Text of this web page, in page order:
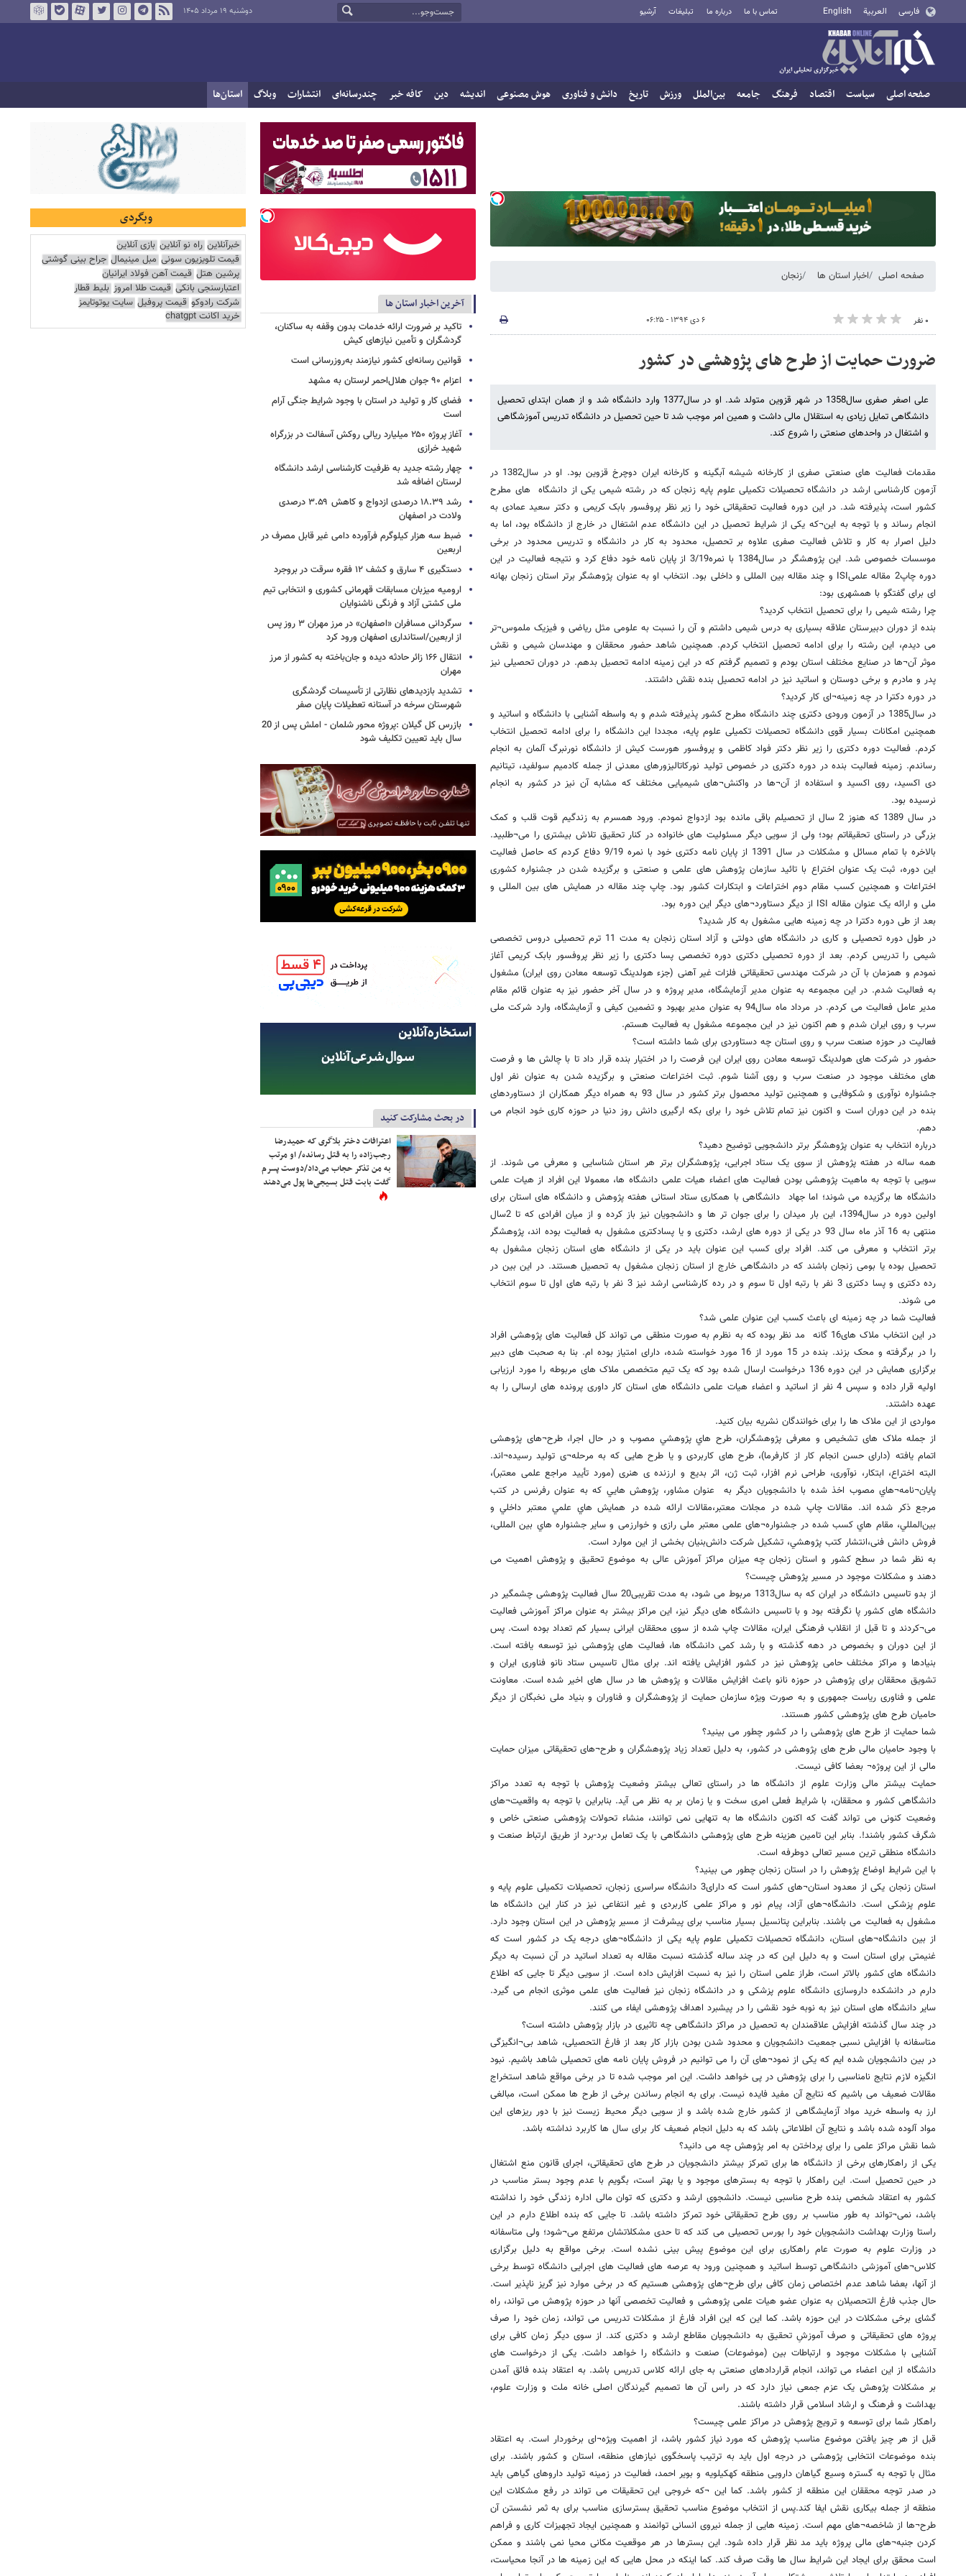
فارسی العربية English تماس با ما درباره ما تبلیغات آرشیو دوشنبه ۱۹ مرداد ۱۴۰۵
صفحه اصلی سیاست اقتصاد فرهنگ جامعه بین‌الملل ورزش تاریخ دانش و فناوری هوش مصنوعی اندیشه دین کافه خبر چندرسانه‌ای انتشارات وبلاگ استان‌ها
صفحه اصلی اخبار استان ها زنجان
۰ نفر ۶ دی ۱۳۹۴ - ۰۶:۲۵
ضرورت حمایت از طرح های پژوهشی در کشور
علی اصغر صفری سال1358 در شهر قزوین متولد شد. او در سال1377 وارد دانشگاه شد و از همان ابتدای تحصیل
دانشگاهی تمایل زیادی به استقلال مالی داشت و همین امر موجب شد تا حین تحصیل در دانشگاه تدریس آموزشگاهی
و اشتغال در واحدهای صنعتی را شروع کند.
مقدمات فعالیت های صنعتی صفری از کارخانه شیشه آبگینه و کارخانه ایران دوچرخ قزوین بود. او در سال1382 در
آزمون کارشناسی ارشد در دانشگاه تحصیلات تکمیلی علوم پایه زنجان که در رشته شیمی یکی از دانشگاه های مطرح
کشور است، پذیرفته شد. در این دوره فعالیت تحقیقاتی خود را زیر نظر پروفسور بابک کریمی و دکتر سعید عمادی به
انجام رساند و با توجه به این¬که یکی از شرایط تحصیل در این دانشگاه عدم اشتغال در خارج از دانشگاه بود، اما به
دلیل اصرار به کار و تلاش فعالیت صفری علاوه بر تحصیل، محدود به کار در دانشگاه و تدریس محدود در برخی
موسسات خصوصی شد. این پژوهشگر در سال1384 با نمره3/19 از پایان نامه خود دفاع کرد و نتیجه فعالیت در این
دوره چاپ2 مقاله علمیISI و چند مقاله بین المللی و داخلی بود. انتخاب او به عنوان پژوهشگر برتر استان زنجان بهانه
ای برای گفتگو با همشهری بود:
چرا رشته شیمی را برای تحصیل انتخاب کردید؟
بنده از دوران دبیرستان علاقه بسیاری به درس شیمی داشتم و آن را نسبت به علومی مثل ریاضی و فیزیک ملموس¬تر
می دیدم، این رشته را برای ادامه تحصیل انتخاب کردم. همچنین شاهد حضور محققان و مهندسان شیمی و نقش
موثر آن¬ها در صنایع مختلف استان بودم و تصمیم گرفتم که در این زمینه ادامه تحصیل بدهم. در دوران تحصیلی نیز
پدر و مادرم و برخی دوستان و اساتید نیز در ادامه تحصیل بنده نقش داشتند.
در دوره دکترا در چه زمینه¬ای کار کردید؟
در سال1385 در آزمون ورودی دکتری چند دانشگاه مطرح کشور پذیرفته شدم و به واسطه آشنایی با دانشگاه و اساتید و
همچنین امکانات بسیار قوی دانشگاه تحصیلات تکمیلی علوم پایه، مجددا این دانشگاه را برای ادامه تحصیل انتخاب
کردم. فعالیت دوره دکتری را زیر نظر دکتر فواد کاظمی و پروفسور هورست کیش از دانشگاه نورنبرگ آلمان به انجام
رساندم. زمینه فعالیت بنده در دوره دکتری در خصوص تولید نورکاتالیزورهای معدنی از جمله کادمیم سولفید، تیتانیم
دی اکسید، روی اکسید و استفاده از آن¬ها در واکنش¬های شیمیایی مختلف که مشابه آن نیز در کشور به انجام
نرسیده بود.
در سال 1389 که هنوز 2 سال از تحصیلم باقی مانده بود ازدواج نمودم. ورود همسرم به زندگیم قوت قلب و کمک
بزرگی در راستای تحقیقاتم بود؛ ولی از سویی دیگر مسئولیت های خانواده در کنار تحقیق تلاش بیشتری را می¬طلبید.
بالاخره با تمام مسائل و مشکلات در سال 1391 از پایان نامه دکتری خود با نمره 9/19 دفاع کردم که حاصل فعالیت
این دوره، ثبت یک عنوان اختراع با تائید سازمان پژوهش های علمی و صنعتی و برگزیده شدن در جشنواره کشوری
اختراعات و همچنین کسب مقام دوم اختراعات و ابتکارات کشور بود. چاپ چند مقاله در همایش های بین المللی و
ملی و ارائه یک عنوان مقاله ISI از دیگر دستاورد¬های دیگر این دوره بود.
بعد از طی دوره دکترا در چه زمینه هایی مشغول به کار شدید؟
در طول دوره تحصیلی و کاری در دانشگاه های دولتی و آزاد استان زنجان به مدت 11 ترم تحصیلی دروس تخصصی
شیمی را تدریس کردم. بعد از دوره تحصیلی دکتری دوره تخصصی پسا دکتری را زیر نظر پروفسور بابک کریمی آغاز
نمودم و همزمان با آن در شرکت مهندسی تحقیقاتی فلزات غیر آهنی (جزء هولدینگ توسعه معادن روی ایران) مشغول
به فعالیت شدم. در این مجموعه به عنوان مدیر آزمایشگاه، مدیر پروژه و در سال آخر حضور نیز به عنوان قائم مقام
مدیر عامل فعالیت می کردم. در مرداد ماه سال94 به عنوان مدیر بهبود و تضمین کیفی و آزمایشگاه، وارد شرکت ملی
سرب و روی ایران شدم و هم اکنون نیز در این مجموعه مشغول به فعالیت هستم.
فعالیت در حوزه صنعت سرب و روی استان چه دستاوردی برای شما داشته است؟
حضور در شرکت های هولدینگ توسعه معادن روی ایران این فرصت را در اختیار بنده قرار داد تا با چالش ها و فرصت
های مختلف موجود در صنعت سرب و روی آشنا شوم. ثبت اختراعات صنعتی و برگزیده شدن به عنوان نفر اول
جشنواره نوآوری و شکوفایی و همچنین تولید محصول برتر کشور در سال 93 به همراه دیگر همکاران از دستاوردهای
بنده در این دوران است و اکنون نیز تمام تلاش خود را برای بکه ارگیری دانش روز دنیا در حوزه کاری خود انجام می
دهم.
درباره انتخاب به عنوان پژوهشگر برتر دانشجویی توضیح دهید؟
همه ساله در هفته پژوهش از سوی یک ستاد اجرایی، پژوهشگران برتر هر استان شناسایی و معرفی می شوند. از
سویی با توجه به ماهیت پژوهشی بودن فعالیت های اعضاء هیات علمی دانشگاه ها، معمولا این افراد از هیات علمی
دانشگاه ها برگزیده می شوند؛ اما جهاد دانشگاهی با همکاری ستاد استانی هفته پژوهش و دانشگاه های استان برای
اولین دوره در سال1394، این بار میدان را برای جوان تر ها و دانشجویان نیز باز کرده و از میان افرادی که تا 2سال
منتهی به 16 آذر ماه سال 93 در یکی از دوره های ارشد، دکتری و یا پسادکتری مشغول به فعالیت بوده اند، پژوهشگر
برتر انتخاب و معرفی می کند. افراد برای کسب این عنوان باید در یکی از دانشگاه های استان زنجان مشغول به
تحصیل بوده یا بومی زنجان باشند که در دانشگاهی خارج از استان زنجان مشغول به تحصیل هستند. در این بین در
رده دکتری و پسا دکتری 3 نفر با رتبه اول تا سوم و در رده کارشناسی ارشد نیز 3 نفر با رتبه های اول تا سوم انتخاب
می شوند.
فعالیت شما در چه زمینه ای باعث کسب این عنوان علمی شد؟
در این انتخاب ملاک های16 گانه مد نظر بوده که به نظرم به صورت منطقی می تواند کل فعالیت های پژوهشی افراد
را در برگرفته و محک بزند. بنده در 15 مورد از 16 مورد خواسته شده، دارای امتیاز بوده ام. بنا به صحبت های دبیر
برگزاری همایش در این دوره 136 درخواست ارسال شده بود که یک تیم متخصص ملاک های مربوطه را مورد ارزیابی
اولیه قرار داده و سپس 4 نفر از اساتید و اعضاء هیات علمی دانشگاه های استان کار داوری پرونده های ارسالی را به
عهده داشتند.
مواردی از این ملاک ها را برای خوانندگان نشریه بیان کنید.
از جمله ملاک های تشخیص و معرفی پژوهشگران، طرح هاي پژوهشي مصوب و در حال اجرا، طرح¬های پژوهشی
اتمام یافته (دارای حسن انجام کار از کارفرما)، طرح های کاربردی و یا طرح هایی که به مرحله¬ی تولید رسیده¬اند.
البته اختراع، ابتکار، نوآوری، طراحی نرم افزار، ثبت ژن، اثر بدیع و ارزنده ی هنری (مورد تأیید مراجع علمی معتبر)،
پايان¬نامه¬هاي مصوب اخذ شده با دانشجويان دیگر به عنوان مشاور، پژوهش هايي كه به عنوان رفرنس در كتب
مرجع ذكر شده اند. مقالات چاپ شده در مجلات معتبر،مقالات ارائه شده در همايش هاي علمي معتبر داخلي و
بين‌المللي، مقام هاي كسب شده در جشنواره¬های علمی معتبر ملی رازی و خوارزمی و ساير جشنواره هاي بین المللی،
فروش دانش فنی،انتشار كتب پژوهشي، تشكيل شركت دانش‌بنيان بخشی از این موارد است.
به نظر شما در سطح کشور و استان زنجان چه میزان مراکز آموزش عالی به موضوع تحقیق و پژوهش اهمیت می
دهند و مشکلات موجود در مسیر پژوهش چیست؟
از بدو تاسیس دانشگاه در ایران که به سال1313 مربوط می شود، به مدت تقریبی20 سال فعالیت پژوهشی چشمگیر در
دانشگاه های کشور پا نگرفته بود و با تاسیس دانشگاه های دیگر نیز، این مراکز بیشتر به عنوان مراکز آموزشی فعالیت
می¬کردند و تا قبل از انقلاب فرهنگی ایران، مقالات چاپ شده از سوی محققان ایرانی بسیار کم تعداد بوده است. پس
از این دوران و بخصوص در دهه گذشته و با رشد کمی دانشگاه ها، فعالیت های پژوهشی نیز توسعه یافته است.
بنیادها و مراکز مختلف حامی پژوهش نیز در کشور افزایش یافته اند. برای مثال تاسیس ستاد نانو فناوری ایران و
تشویق محققان برای پژوهش در حوزه نانو باعث افزایش مقالات و پژوهش ها در سال های اخیر شده است. معاونت
علمی و فناوری ریاست جمهوری و به صورت ویژه سازمان حمایت از پژوهشگران و فناوران و بنیاد ملی نخبگان از دیگر
حامیان طرح های پژوهشی کشور هستند.
شما حمایت از طرح های پژوهشی را در کشور چطور می بینید؟
با وجود حامیان مالی طرح های پژوهشی در کشور، به دلیل تعداد زیاد پژوهشگران و طرح¬های تحقیقاتی میزان حمایت
مالی از این پروژه¬ بعضا کافی نیست.
حمایت بیشتر مالی وزارت علوم از دانشگاه ها در راستای تعالی بیشتر وضعیت پژوهش با توجه به تعدد مراکز
دانشگاهی کشور و محققان، با شرایط فعلی امری سخت و یا زمان بر به نظر می آید. بنابراین با توجه به واقعیت¬های
وضعیت کنونی می تواند گفت که اکنون دانشگاه ها به تنهایی نمی توانند، منشاء تحولات پژوهشی صنعتی خاص و
شگرف کشور باشند!. بنابر این تامین هزینه طرح های پژوهشی دانشگاهی با یک تعامل برد-برد از طریق ارتباط صنعت و
دانشگاه منطقی ترین مسیر تعالی دوطرفه است.
با این شرایط اوضاع پژوهش را در استان زنجان چطور می بینید؟
استان زنجان یکی از معدود استان¬های کشور است که دارای3 دانشگاه سراسری زنجان، تحصیلات تکمیلی علوم پایه و
علوم پزشکی است. دانشگاه¬های آزاد، پیام نور و مراکز علمی کاربردی و غیر انتفاعی نیز در کنار این دانشگاه ها
مشغول به فعالیت می باشند. بنابراین پتانسیل بسیار مناسب برای پیشرفت از مسیر پژوهش در این استان وجود دارد.
از بین دانشگاه¬های استان، دانشگاه تحصیلات تکمیلی علوم پایه یکی از دانشگاه¬های درجه یک در کشور است که
غنیمتی برای استان است و به دلیل این که در چند ساله گذشته نسبت مقاله به تعداد اساتید در آن نسبت به دیگر
دانشگاه های کشور بالاتر است، طراز علمی استان را نیز به نسبت افزایش داده است. از سویی دیگر تا جایی که اطلاع
دارم در دانشکده داروسازی دانشگاه علوم پزشکی و در دانشگاه زنجان نیز فعالیت های علمی موثری انجام می گیرد.
سایر دانشگاه های استان نیز به نوبه خود نقشی را در پیشبرد اهداف پژوهشی ایفاء می کنند.
در چند سال گذشته افزایش علاقمندان به تحصیل در مراکز دانشگاهی چه تاثیری در بازار پژوهش داشته است؟
متاسفانه با افزایش نسبی جمعیت دانشجویان و محدود شدن بودن بازار کار بعد از فارغ التحصیلی، شاهد بی¬انگیزگی
در بین دانشجویان شده ایم که یکی از نمود¬های آن را می توانیم در فروش پایان نامه های تحصیلی شاهد باشیم. نبود
انگیزه لازم نتایج نامناسبی را برای پژوهش در پی خواهد داشت. این امر موجب شده تا در برخی مواقع شاهد استخراج
مقالات ضعیف می باشیم که نتایج آن مفید فایده نیست. برای به انجام رساندن برخی از طرح ها ممکن است، مبالغی
ارز به واسطه خرید مواد آزمایشگاهی از کشور خارج شده باشد و از سویی دیگر محیط زیست نیز با دور ریزهای این
مواد آلوده شده باشد و نتایج آن اطلاعاتی باشد که به دلیل انجام ضعیف کار برای سال ها کاربرد نداشته باشد.
شما نقش مراکز علمی را برای پرداختن به امر پژوهش چه می دانید؟
یکی از راهکارهای برخی از دانشگاه ها برای تمرکز بیشتر دانشجویان در طرح های تحقیقاتی، اجرای قانون منع اشتغال
در حین تحصیل است. این راهکار با توجه به بسترهای موجود و یا بهتر است، بگویم با عدم وجود بستر مناسب در
کشور به اعتقاد شخصی بنده طرح مناسبی نیست. دانشجوی ارشد و دکتری که توان مالی اداره زندگی خود را نداشته
باشد، نمی¬تواند به طور مناسب بر روی طرح تحقیقاتی خود تمرکز داشته باشد. تا جایی که بنده اطلاع دارم در این
راستا وزارت بهداشت دانشجویان خود را بورس تحصیلی می کند که تا حدی مشکلاتشان مرتفع می¬شود؛ ولی متاسفانه
در وزارت علوم به صورت عام راهکاری برای این موضوع پیش بینی نشده است. برخی مواقع به دلیل برگزاری
کلاس¬های آموزشی دانشگاهی توسط اساتید و همچنین ورود به عرصه های فعالیت های اجرایی دانشگاه توسط برخی
از آنها، بعضا شاهد عدم اختصاص زمان کافی برای طرح¬های پژوهشی هستیم که در برخی موارد نیز گریز ناپذیر است.
حال جذب فارغ التحصیلان به عنوان عضو هیات علمی پژوهشی و فعالیت تخصصی آنها در حوزه پژوهش می تواند، راه
گشای برخی مشکلات در این حوزه باشد. کما این که این افراد فارغ از مشکلات تدریس می تواند، زمان خود را صرف
پروژه های تحقیقاتی و صرف آموزشِ تحقیق به دانشجویان مقاطع ارشد و دکتری کند. از سوی دیگر زمان کافی برای
آشنایی با مشکلات موجود و ارتباطات بین (موضوعات) صنعت و دانشگاه را خواهد داشت. یکی از درخواست های
دانشگاه از این اعضاء می تواند، انجام قراردادهای صنعتی به جای ارائه کلاس تدریس باشد. به اعتقاد بنده فائق آمدن
بر مشکلات پژوهش یک عزم جمعی نیاز دارد که در راس آن ها تصمیم گیرندگان اصلی خانه ملت و وزارت علوم،
بهداشت و فرهنگ و ارشاد اسلامی قرار داشته باشند.
راهکار شما برای توسعه و ترویج پژوهش در مراکز علمی چیست؟
قبل از هر چیز یافتن موضوع مناسب پژوهش که مورد نیاز کشور باشد، از اهمیت ویژه¬ای برخوردار است. به اعتقاد
بنده موضوعات انتخابی پژوهشی در درجه اول باید به ترتیب پاسخگوی نیازهای منطقه، استان و کشور باشند. برای
مثال با توجه به گستره وسیع گیاهان دارویی منطقه کهکیلویه و بویر احمد، فعالیت در زمینه تولید داروهای گیاهی باید
در صدر توجه محققان این منطقه از کشور باشد. کما این ¬که خروجی این تحقیقات می تواند در رفع مشکلات این
منطقه از جمله بیکاری نقش ایفا کند.پس از انتخاب موضوع مناسب تحقیق بسترسازی مناسب برای به ثمر نشستن آن
طرح¬ها از شاخصه¬های مهم است. زمینه هایی از جمله نیروی انسانی توانمند و همچنین ایجاد تجهیزات کاری و فراهم
کردن جنبه¬های مالی پروژه باید مد نظر قرار داده شود. این بسترها در هر موقعیت مکانی محیا نمی باشند و ممکن
است محقق برای ایجاد این شرایط سال ها وقت صرف کند. کما اینکه در محل هایی که این زمینه ها در آنجا محیاست،
آخرین اخبار استان ها
تاکید بر ضرورت ارائه خدمات بدون وقفه به ساکنان،
گردشگران و تأمین نیازهای کیش
قوانین رسانه‌ای کشور نیازمند به‌روزرسانی است
اعزام ۹۰ جوان هلال‌احمر لرستان به مشهد
فضای کار و تولید در استان با وجود شرایط جنگی آرام
است
آغاز پروژه ۲۵۰ میلیارد ریالی روکش آسفالت در بزرگراه
شهید خرازی
چهار رشته جدید به ظرفیت کارشناسی ارشد دانشگاه
لرستان اضافه شد
رشد ۱۸.۳۹ درصدی ازدواج و کاهش ۳.۵۹ درصدی
ولادت در اصفهان
ضبط سه هزار کیلوگرم فرآورده دامی غیر قابل مصرف در
اربعین
دستگیری ۴ سارق و کشف ۱۲ فقره سرقت در بروجرد
ارومیه میزبان مسابقات قهرمانی کشوری و انتخابی تیم
ملی کشتی آزاد و فرنگی ناشنوایان
سرگردانی مسافران «اصفهان» در مرز مهران ۳ روز پس
از اربعین/استانداری اصفهان ورود کرد
انتقال ۱۶۶ زائر حادثه‌ دیده و جان‌باخته به کشور از مرز
مهران
تشدید بازدیدهای نظارتی از تأسیسات گردشگری
شهرستان سرخه در آستانه تعطیلات پایان صفر
بازرس کل گیلان :پروژه محور شلمان - املش پس از 20
سال باید تعیین تکلیف شود
در بحث مشارکت کنید
اعترافات دختر بلاگری که حمیدرضا
رجب‌زاده را به قتل رسانده/ او مرتب
به من تذکر حجاب می‌داد/دوست پسرم
گفت بابت قتل بسیجی‌ها پول می‌دهند
وبگردی
خبرآنلاین راه نو آنلاین بازی آنلاین
قیمت تلویزیون سونی مبل مینیمال جراح بینی گوشتی
پرشین هتل قیمت آهن فولاد ایرانیان
اعتبارسنجی بانکی قیمت طلا امروز بلیط قطار
شرکت رادوکو قیمت پروفیل سایت یوتوتایمز
خرید اکانت chatgpt